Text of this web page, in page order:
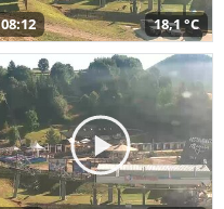
08:12 18,1 °C